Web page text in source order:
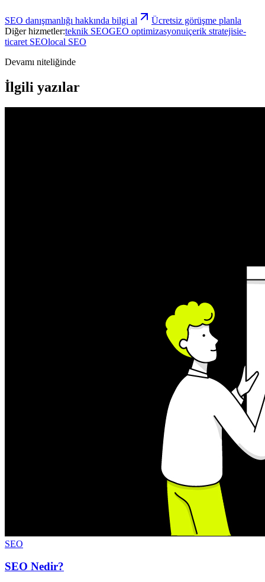
SEO danışmanlığı hakkında bilgi al
Ücretsiz görüşme planla
Diğer hizmetler:teknik SEOGEO optimizasyonuiçerik stratejisie-
ticaret SEOlocal SEO
Devamı niteliğinde
İlgili yazılar
SEO
SEO Nedir?